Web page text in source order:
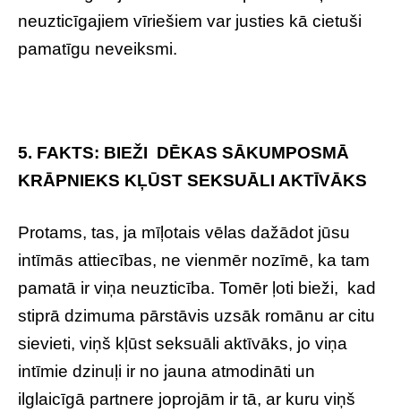
neuzticīgajiem vīriešiem var justies kā cietuši
pamatīgu neveiksmi.
5. FAKTS: BIEŽI DĒKAS SĀKUMPOSMĀ
KRĀPNIEKS KĻŪST SEKSUĀLI AKTĪVĀKS
Protams, tas, ja mīļotais vēlas dažādot jūsu
intīmās attiecības, ne vienmēr nozīmē, ka tam
pamatā ir viņa neuzticība. Tomēr ļoti bieži, kad
stiprā dzimuma pārstāvis uzsāk romānu ar citu
sievieti, viņš kļūst seksuāli aktīvāks, jo viņa
intīmie dzinuļi ir no jauna atmodināti un
ilglaicīgā partnere joprojām ir tā, ar kuru viņš